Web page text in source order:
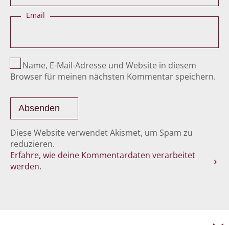
Email
Name, E-Mail-Adresse und Website in diesem
Browser für meinen nächsten Kommentar speichern.
Diese Website verwendet Akismet, um Spam zu
reduzieren.
Erfahre, wie deine Kommentardaten verarbeitet
werden.